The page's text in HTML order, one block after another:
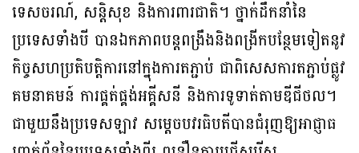
ទេសចរណ៍, សន្តិសុខ និងការពារជាតិ។ ថ្នាក់ដឹកនាំនៃ
ប្រទេសទាំងបី បានឯកភាពបន្តពង្រឹងនិងពង្រីកបន្ថែមទៀតនូវ
កិច្ចសហប្រតិបត្តិការនៅក្នុងការតភ្ជាប់ ជាពិសេសការតភ្ជាប់ផ្លូវ
គមនាគមន៍ ការផ្គត់ផ្គង់អគ្គីសនី និងការទូទាត់តាមឌីជីថល។
ជាមួយនឹងប្រទេសឡាវ សម្ដេចបវរធិបតីបានជំរុញឱ្យអាជ្ញាធ